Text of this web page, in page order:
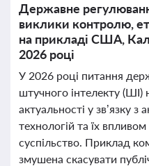
Державне
виклики контролю,
на прикладі США,
2026 році
У 2026 році питання
штучного інтелекту (ШІ)
актуальності у зв’язку
технологій та їх
суспільство. Приклад
змушена скасувати